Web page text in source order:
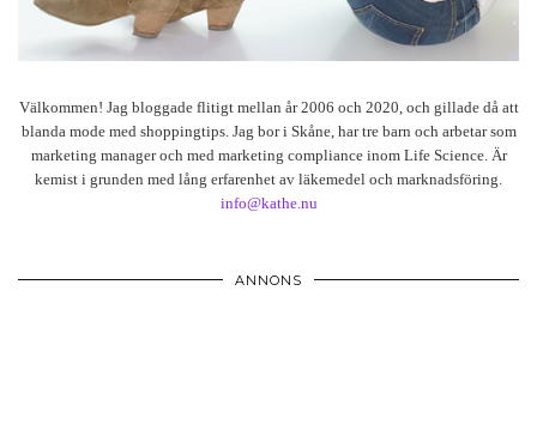
Välkommen! Jag bloggade flitigt mellan år 2006 och 2020, och gillade då att
blanda mode med shoppingtips. Jag bor i Skåne, har tre barn och arbetar som
marketing manager och med marketing compliance inom Life Science. Är
kemist i grunden med lång erfarenhet av läkemedel och marknadsföring.
info@kathe.nu
ANNONS